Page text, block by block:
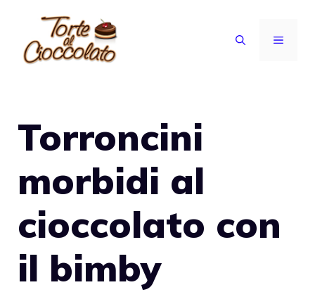
contenuto
MENU
Torroncini
morbidi al
cioccolato con
il bimby